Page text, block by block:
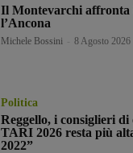
Il Montevarchi affronta
l’Ancona
Michele Bossini 8 Agosto 2026
Politica
Reggello, i consiglieri
TARI 2026 resta più
2022”